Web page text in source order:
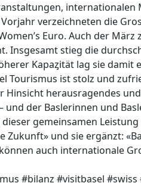
internationalen
verzeichneten die
Euro. Auch der
Insgesamt stieg die
Kapaȥität lag sie damit
Tourismus ist stolz und
Hinsicht herausragendes
und der Baslerinnen und
gemeinsamen
Zukunft» und sie ergänzt:
auch internationale
#bilanz #visitbasel #swiss